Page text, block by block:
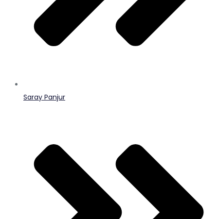
Saray Panjur